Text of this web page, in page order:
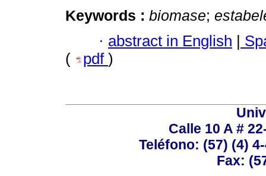
Keywords : biomase;
· abstract in English |
(
pdf )
Calle 10 A #
Teléfono: (57) (4)
Fax: